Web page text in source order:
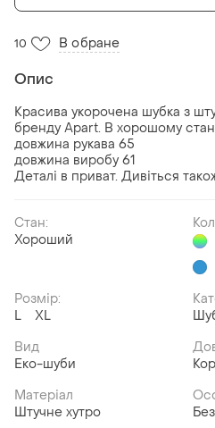
10 В обране
Опис
Красива укорочена шубка з
бренду Apart. В хорошому
довжина рукава 65
довжина виробу 61
Деталі в приват. Дивіться
Стан:
Хороший
Розмір:
L
XL
Вид
Еко-шуби
Матеріал
Штучне хутро